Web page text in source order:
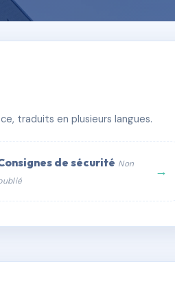
traduits en plusieurs langues.
de sécurité Non
→